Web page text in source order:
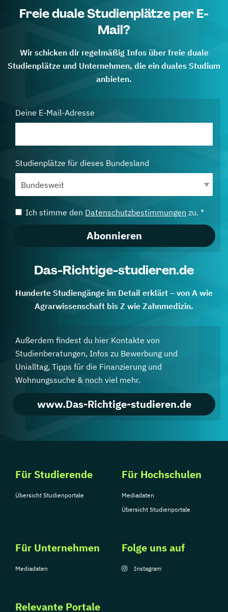
Freie duale Studienplätze per E-
Mail?
Wir schicken dir regelmäßig Infos über freie duale
Studienplätze und Unternehmen, die ein duales Studium
anbieten.
Deine E-Mail-Adresse
Studienplätze für dieses Bundesland
Ich stimme den Datenschutzbestimmungen zu. *
Abonnieren
Das-Richtige-studieren.de
Hunderte Studiengänge im Detail erklärt – von A wie
Agrarwissenschaft bis Z wie Zahnmedizin.
Außerdem findest du hier Kontakte von
Studienberatungen, Infos zu Bewerbung und
Unialltag, Tipps für die Finanzierung und
Wohnungssuche & noch viel mehr.
www.Das-Richtige-studieren.de
Für Studierende
Übersicht Studienportale
Für Hochschulen
Mediadaten
Übersicht Studienportale
Für Unternehmen
Mediadaten
Relevante Portale
Folge uns auf
Instagram